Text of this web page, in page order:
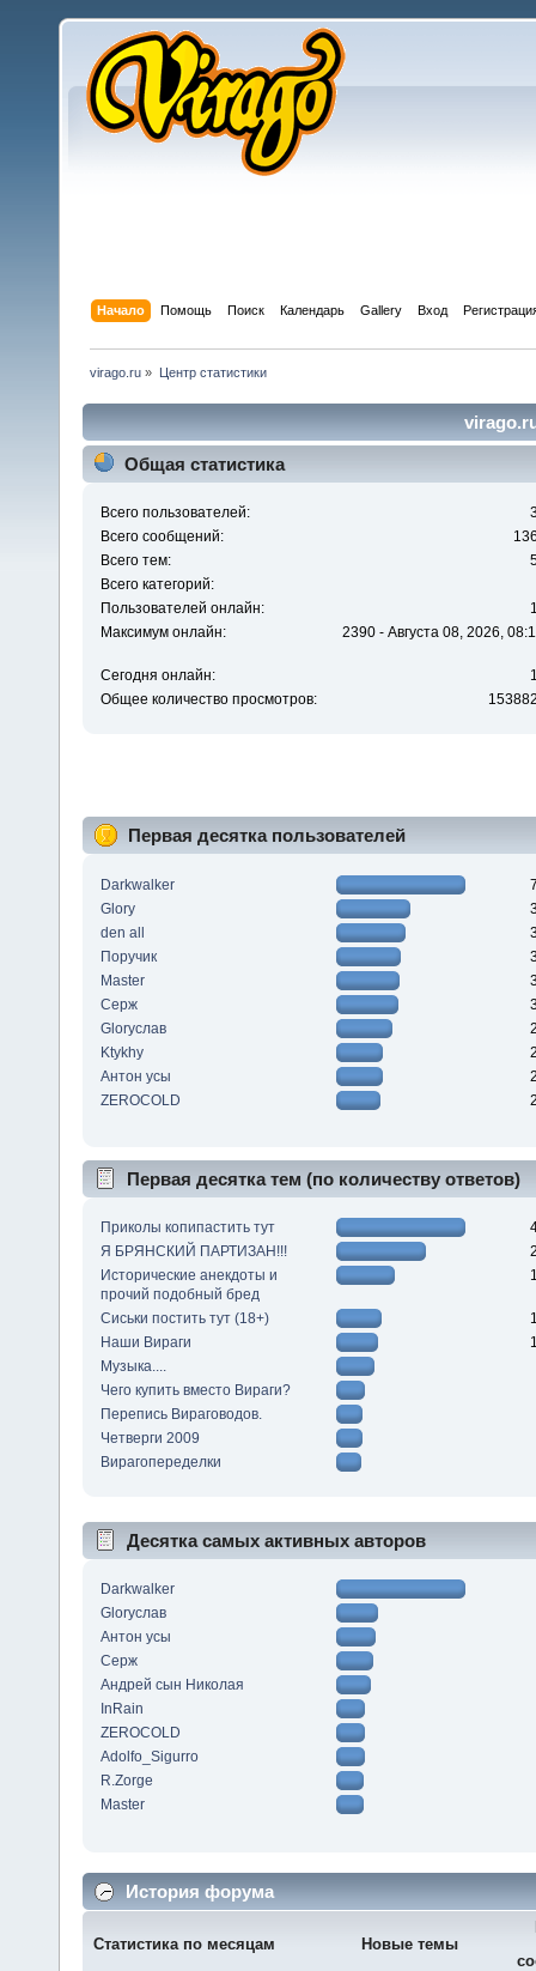
Начало Помощь Поиск Календарь Gallery Вход
virago.ru » Центр статистики
Общая статистика
Всего пользователей:
Всего сообщений:
Всего тем:
Всего категорий:
Пользователей онлайн:
Максимум онлайн:
2390 - Августа 08, 2026,
Сегодня онлайн:
Общее количество просмотров:
Первая десятка пользователей
Darkwalker
Glory
den all
Поручик
Master
Серж
Gloryслав
Ktykhy
Антон усы
ZEROCOLD
Первая десятка тем (по количеству ответов)
Приколы копипастить тут
Я БРЯНСКИЙ ПАРТИЗАН!!!
Исторические анекдоты и
прочий подобный бред
Сиськи постить тут (18+)
Наши Вираги
Музыка....
Чего купить вместо Вираги?
Перепись Вираговодов.
Четверги 2009
Вирагопеределки
Десятка самых активных авторов
Darkwalker
Gloryслав
Антон усы
Серж
Андрей сын Николая
InRain
ZEROCOLD
Adolfo_Sigurro
R.Zorge
Master
История форума
Статистика по месяцам Новые темы